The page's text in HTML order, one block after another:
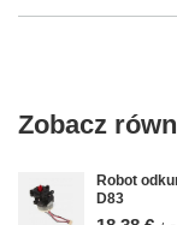
Zobacz
Robot
D83